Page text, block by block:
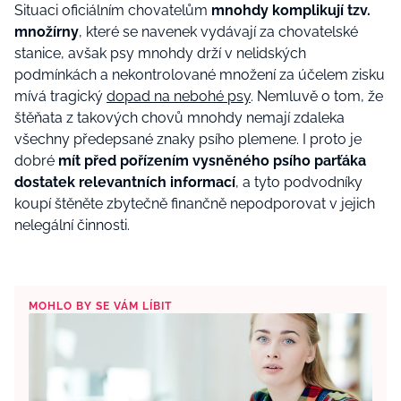
Situaci oficiálním chovatelům mnohdy komplikují tzv.
množírny, které se navenek vydávají za chovatelské
stanice, avšak psy mnohdy drží v nelidských
podmínkách a nekontrolované množení za účelem zisku
mívá tragický dopad na nebohé psy. Nemluvě o tom, že
štěňata z takových chovů mnohdy nemají zdaleka
všechny předepsané znaky psího plemene. I proto je
dobré mít před pořízením vysněného psího parťáka
dostatek relevantních informací, a tyto podvodníky
koupí štěněte zbytečně finančně nepodporovat v jejich
nelegální činnosti.
MOHLO BY SE VÁM LÍBIT